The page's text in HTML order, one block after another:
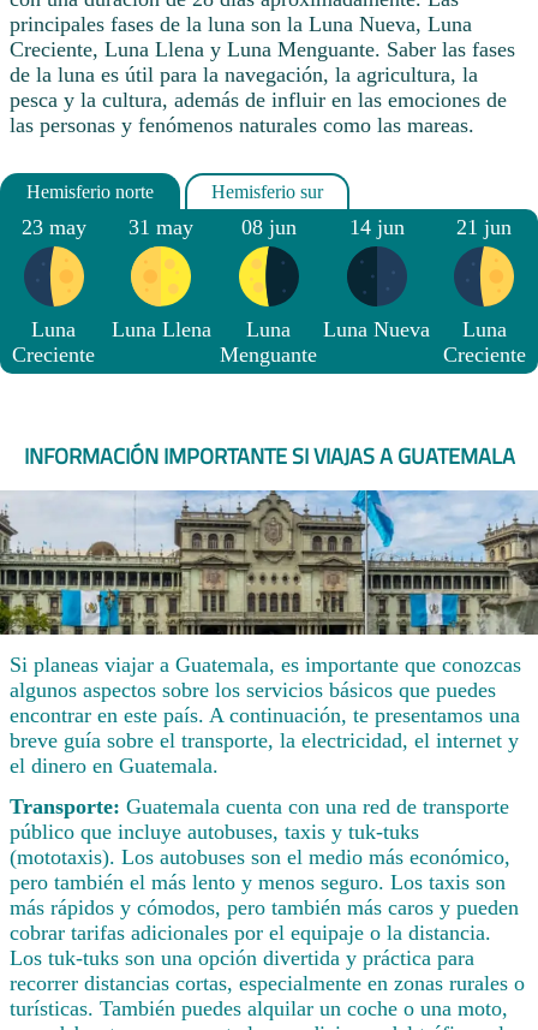
principales fases de la luna son la Luna Nueva, Luna
Creciente, Luna Llena y Luna Menguante. Saber las fases
de la luna es útil para la navegación, la agricultura, la
pesca y la cultura, además de influir en las emociones de
las personas y fenómenos naturales como las mareas.
23 may
Luna
Creciente
31 may
Luna Llena
08 jun
Luna
Menguante
14 jun
Luna Nueva
21 jun
Luna
Creciente
INFORMACIÓN IMPORTANTE SI VIAJAS A GUATEMALA
Si planeas viajar a Guatemala, es importante que conozcas
algunos aspectos sobre los servicios básicos que puedes
encontrar en este país. A continuación, te presentamos una
breve guía sobre el transporte, la electricidad, el internet y
el dinero en Guatemala.
Transporte: Guatemala cuenta con una red de transporte
público que incluye autobuses, taxis y tuk-tuks
(mototaxis). Los autobuses son el medio más económico,
pero también el más lento y menos seguro. Los taxis son
más rápidos y cómodos, pero también más caros y pueden
cobrar tarifas adicionales por el equipaje o la distancia.
Los tuk-tuks son una opción divertida y práctica para
recorrer distancias cortas, especialmente en zonas rurales o
turísticas. También puedes alquilar un coche o una moto,